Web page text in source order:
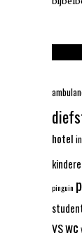
hotel
pinguin
VSwc